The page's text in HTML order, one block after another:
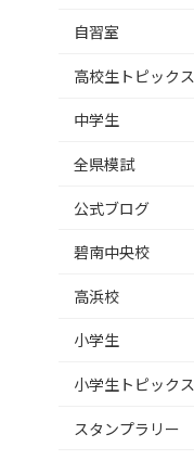
自習室
高校生トピックス
中学生
全県模試
公式ブログ
碧南中央校
高浜校
小学生
小学生トピックス
スタンプラリー